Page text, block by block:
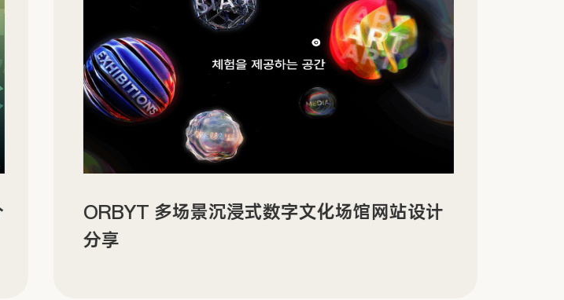
ORBYT 多场景沉浸式数字文化场馆网站设计
分享